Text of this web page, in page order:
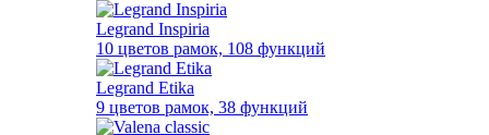
Legrand Inspiria
10 цветов рамок, 108 функций
Legrand Etika
9 цветов рамок, 38 функций